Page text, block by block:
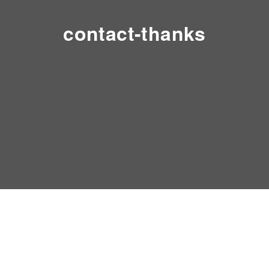
contact-thanks